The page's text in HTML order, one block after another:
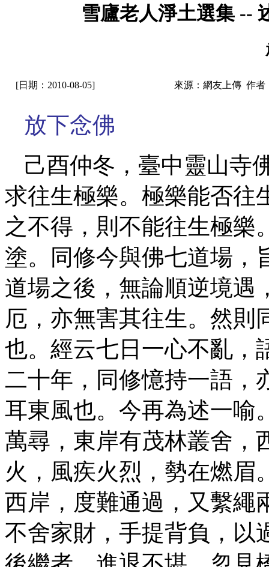
雪廬老人淨土選集 --
[日期：2010-08-05] 來源：網友上傳 作者
放下念佛
己酉仲冬，臺中靈山寺
求往生極樂。極樂能否往
之不得，則不能往生極樂
塗。同修今與佛七道場，
道場之後，無論順逆境遇
厄，亦無害其往生。然則
也。經云七日一心不亂，
二十年，同修憶持一語，
耳東風也。今再為述一喻
萬尋，東岸有茂林叢舍，
火，風疾火烈，勢在燃眉
西岸，度難通過，又繫繩
不舍家財，手提背負，以